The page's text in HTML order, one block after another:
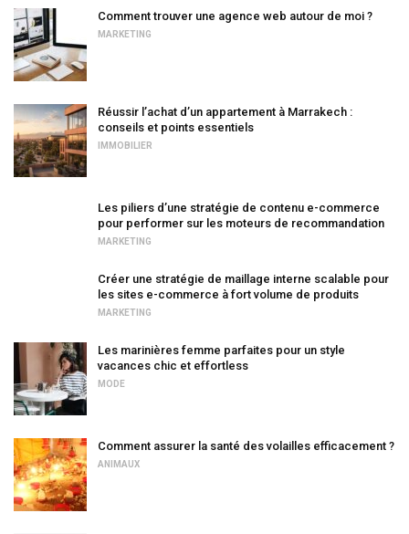
Comment trouver une agence web autour de moi ?
MARKETING
Réussir l’achat d’un appartement à Marrakech :
conseils et points essentiels
IMMOBILIER
Les piliers d’une stratégie de contenu e-commerce
pour performer sur les moteurs de recommandation
MARKETING
Créer une stratégie de maillage interne scalable pour
les sites e-commerce à fort volume de produits
MARKETING
Les marinières femme parfaites pour un style
vacances chic et effortless
MODE
Comment assurer la santé des volailles efficacement ?
ANIMAUX